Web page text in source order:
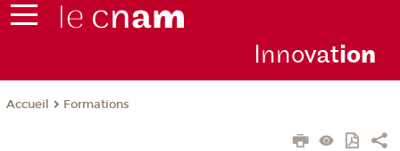
Innovation
Accueil Formations